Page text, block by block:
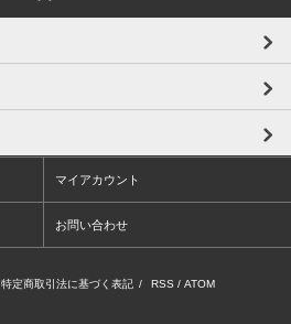
マイアカウント
お問い合わせ
特定商取引法に基づく表記 / RSS / ATOM